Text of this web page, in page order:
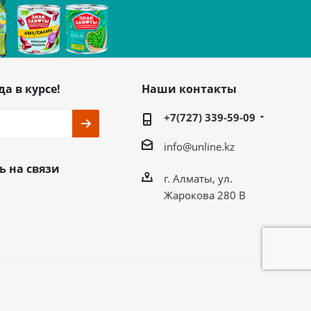
в курсе!
на связи
Наши контакты
+7(727) 339-59-09
info@unline.kz
г. Алматы, ул.
Жарокова 280 В